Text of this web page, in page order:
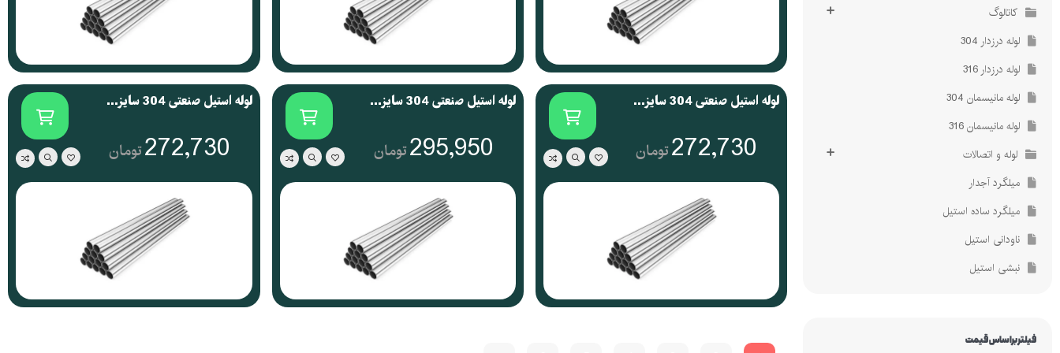
کاتالوگ
لوله درزدار 304
لوله درزدار 316
لوله مانیسمان 304
لوله مانیسمان 316
لوله و اتصالات
میلگرد آجدار
میلگرد ساده استیل
ناودانی استیل
نبشی استیل
فیلتر براساس قیمت
لوله استیل صنعتی 304 سایز 2 اینچ
تومان272,730
لوله استیل صنعتی 304 سایز 6 اینچ
تومان295,950
لوله استیل صنعتی 304 سایز 4 اینچ
تومان272,730